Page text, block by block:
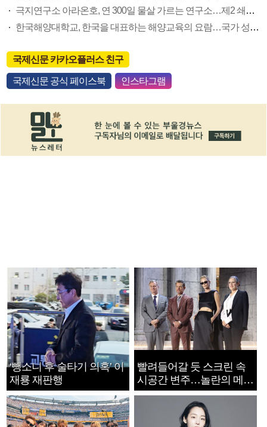
극지연구소 아라온호, 연 300일 물살 가르는 연구소…제2 쇄빙선으로 북극시대 열어야
한국해양대학교, 한국을 대표하는 해양교육의 요람…국가 성장동력 향해 힘찬 항해
국제신문 카카오플러스 친구
국제신문 공식 페이스북 인스타그램
‘뺑소니 후 술타기 의혹’ 이
재룡 재판행
빨려들어갈 듯 스크린 속
시공간 변주…놀란의 메시
지는 ‘전쟁 속죄’